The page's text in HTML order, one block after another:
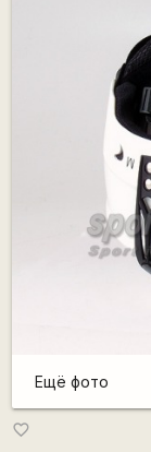
Ещё фото
favorite_border